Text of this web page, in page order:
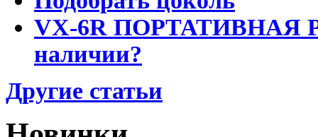
VX-6R ПОРТАТИВНАЯ
наличии?
Другие статьи